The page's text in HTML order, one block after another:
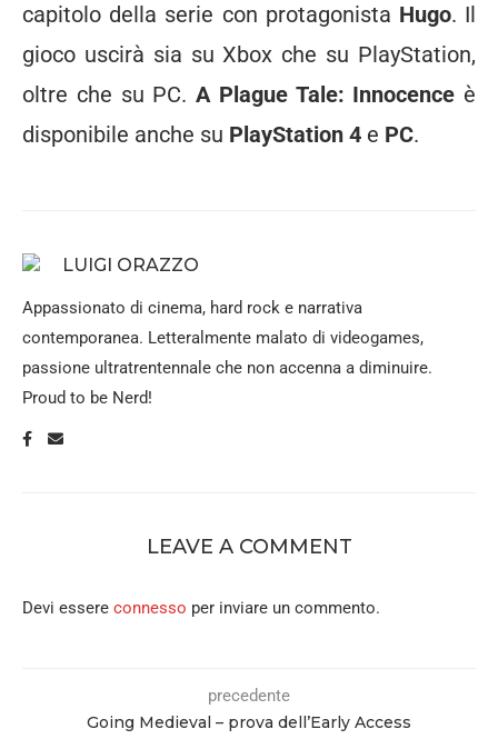
capitolo della serie con protagonista Hugo. Il
gioco uscirà sia su Xbox che su PlayStation,
oltre che su PC. A Plague Tale: Innocence è
disponibile anche su PlayStation 4 e PC.
LUIGI ORAZZO
Appassionato di cinema, hard rock e narrativa
contemporanea. Letteralmente malato di videogames,
passione ultratrentennale che non accenna a diminuire.
Proud to be Nerd!
LEAVE A COMMENT
Devi essere connesso per inviare un commento.
precedente
Going Medieval – prova dell’Early Access